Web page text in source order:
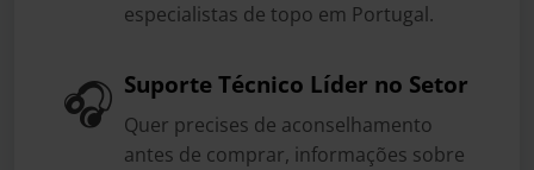
especialistas de topo em Portugal.
🎧 Suporte Técnico Líder no Setor
Quer precises de aconselhamento
antes de comprar, informações sobre